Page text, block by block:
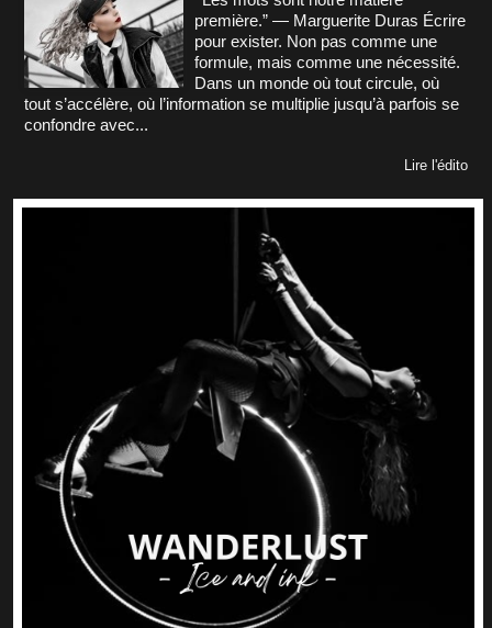
première.” — Marguerite Duras Écrire
pour exister. Non pas comme une
formule, mais comme une nécessité.
Dans un monde où tout circule, où
tout s’accélère, où l’information se multiplie jusqu’à parfois se
confondre avec...
Lire l'édito